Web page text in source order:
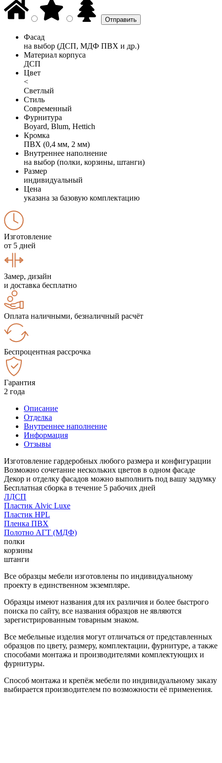
Фасад
на выбор (ДСП, МДФ ПВХ и др.)
Материал корпуса
ДСП
Цвет
<
Светлый
Стиль
Современный
Фурнитура
Boyard, Blum, Hettich
Кромка
ПВХ (0,4 мм, 2 мм)
Внутреннее наполнение
на выбор (полки, корзины, штанги)
Размер
индивидуальный
Цена
указана за базовую комплектацию
Изготовление
от 5 дней
Замер, дизайн
и доставка бесплатно
Оплата наличными, безналичный расчёт
Беспроцентная рассрочка
Гарантия
2 года
Описание
Отделка
Внутреннее наполнение
Информация
Отзывы
Изготовление гардеробных любого размера и конфигурации
Возможно сочетание нескольких цветов в одном фасаде
Декор и отделку фасадов можно выполнить под вашу задумку
Бесплатная сборка в течение 5 рабочих дней
ЛДСП
Пластик Alvic Luxe
Пластик HPL
Пленка ПВХ
Полотно АГТ (МДФ)
полки
корзины
штанги
Все образцы мебели изготовлены по индивидуальному
проекту в единственном экземпляре.
Образцы имеют названия для их различия и более быстрого
поиска по сайту, все названия образцов не являются
зарегистрированным товарным знаком.
Все мебельные изделия могут отличаться от представленных
образцов по цвету, размеру, комплектации, фурнитуре, а также
способами монтажа и производителями комплектующих и
фурнитуры.
Способ монтажа и крепёж мебели по индивидуальному заказу
выбирается производителем по возможности её применения.